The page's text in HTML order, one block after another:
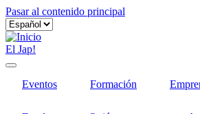
Pasar al contenido principal
El Jap!
Eventos Formación